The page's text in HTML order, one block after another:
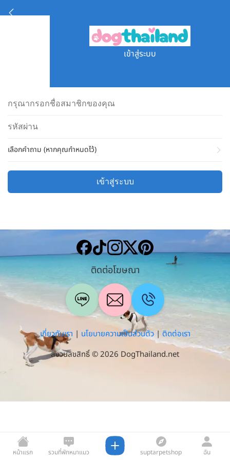
เข้าสู่ระบบ
เลือกคำถาม (หากคุณกำหนดไว้)
เข้าสู่ระบบ
หน้าแรก
รวมที่พักหมาแมว
suptarpetshop ฉัน
ติดต่อโฆษณา
เกี่ยวกับเรา | นโยบายความเป็นส่วนตัว| ติดต่อเรา
สงวนลิขสิทธิ์ © 2026 DogThailand.net